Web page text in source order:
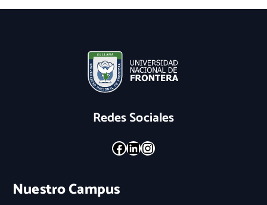
Redes Sociales
Facebook LinkedIn Instagram
Nuestro Campus